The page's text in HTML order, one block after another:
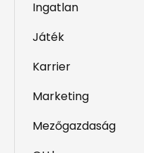
Ingatlan
Játék
Karrier
Marketing
Mezőgazdaság